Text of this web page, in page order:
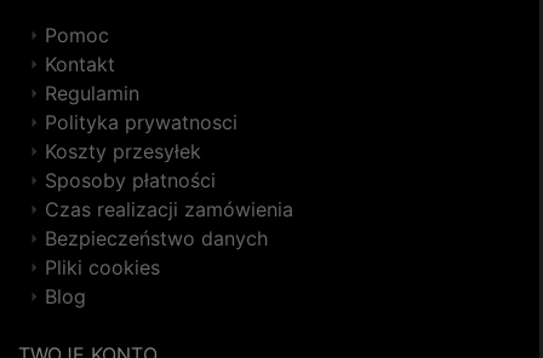
Pomoc
Kontakt
Regulamin
Polityka prywatnosci
Koszty przesyłek
Sposoby płatności
Czas realizacji zamówienia
Bezpieczeństwo danych
Pliki cookies
Blog